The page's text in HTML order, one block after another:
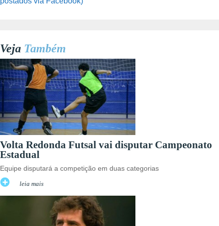
Veja Também
Volta Redonda Futsal vai disputar Campeonato
Estadual
Equipe disputará a competição em duas categorias
leia mais